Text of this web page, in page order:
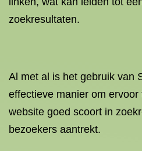
zoekresultaten.
Al met al is het gebruik van
effectieve manier om
website goed scoort in
bezoekers aantrekt.